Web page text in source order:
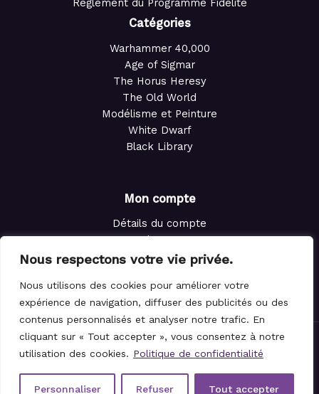
Nous respectons votre vie privée.
Nous utilisons des cookies pour améliorer votre
expérience de navigation, diffuser des publicités ou des
contenus personnalisés et analyser notre trafic. En
cliquant sur « Tout accepter », vous consentez à notre
utilisation des cookies. Politique de confidentialité
Personnaliser Refuser Tout accepter
Règlement du Programme Fidélité
Catégories
Warhammer 40,000
Age of Sigmar
The Horus Heresy
The Old World
Modélisme et Peinture
White Dwarf
Black Library
Mon compte
Détails du compte
Adresses
Commandes
Panier
© 2021-2026 Le Magicien des Dés.